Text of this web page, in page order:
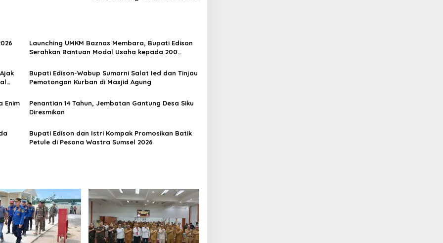
Launching UMKM Baznas Membara, Bupati Edison
Serahkan Bantuan Modal Usaha kepada 200
Bupati Edison-Wabup Sumarni Salat Ied dan Tinjau
Pemotongan Kurban di Masjid Agung
Enim
Penantian 14 Tahun, Jembatan Gantung Desa Siku
Diresmikan
Bupati Edison dan Istri Kompak Promosikan Batik
Petule di Pesona Wastra Sumsel 2026